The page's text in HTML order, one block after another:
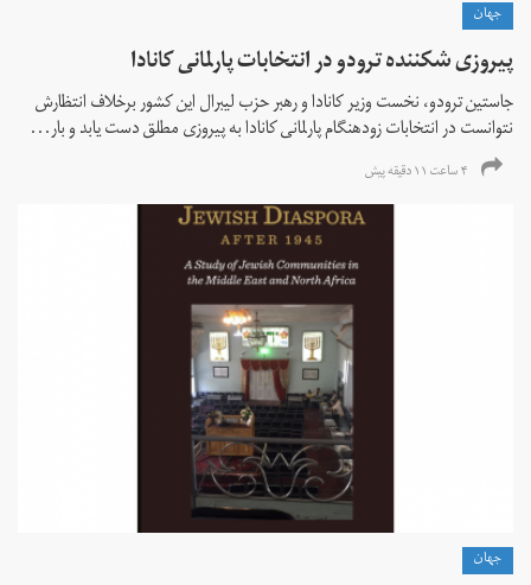
جهان
پیروزی شکننده ترودو در انتخابات پارلمانی کانادا
جاستین ترودو، نخست وزیر کانادا و رهبر حزب لیبرال این کشور برخلاف انتظارش
نتوانست در انتخابات زود‌هنگام پارلمانی کانادا به پیروزی مطلق دست یابد و بار...
۴ ساعت ۱۱ دقیقه پیش
جهان